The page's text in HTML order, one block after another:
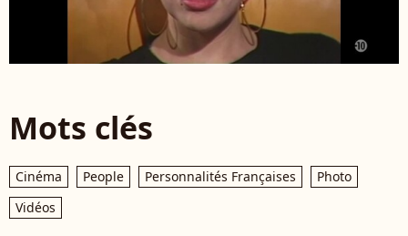
Mots clés
Cinéma People Personnalités Françaises
Photo
Vidéos